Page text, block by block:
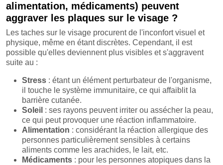
alimentation, médicaments) peuvent
aggraver les plaques sur le visage ?
Les taches sur le visage procurent de l'inconfort visuel et
physique, même en étant discrètes. Cependant, il est
possible qu'elles deviennent plus visibles et s'aggravent
suite au :
Stress : étant un élément perturbateur de l'organisme,
il touche le système immunitaire, ce qui affaiblit la
barrière cutanée.
Soleil : ses rayons peuvent irriter ou assécher la peau,
ce qui peut provoquer une réaction inflammatoire.
Alimentation : considérant la réaction allergique des
personnes particulièrement sensibles à certains
aliments comme les arachides, le lait, etc.
Médicaments : pour les personnes atopiques dans la